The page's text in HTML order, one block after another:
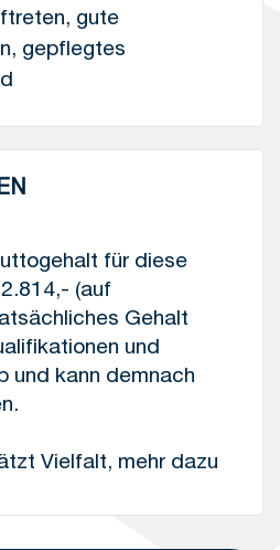
gute
gepflegtes
für diese
(auf
Gehalt
und
und kann demnach
Vielfalt, mehr dazu